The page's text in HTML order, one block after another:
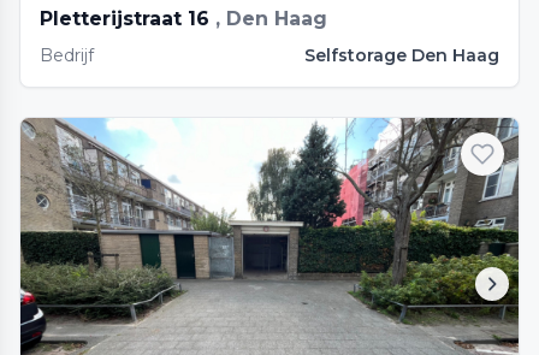
Pletterijstraat 16 , Den Haag
Bedrijf Selfstorage Den Haag